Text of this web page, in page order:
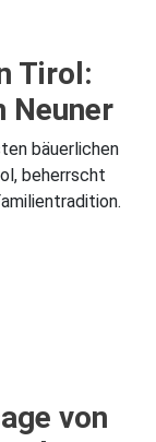
Tirol:
Neuner
bäuerlichen
beherrscht
von